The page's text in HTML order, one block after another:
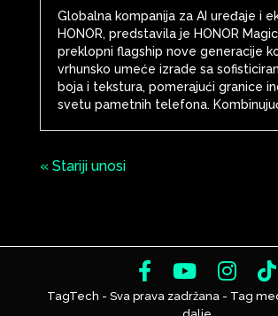
Globalna kompanija za AI uređaje i
HONOR, predstavila je HONOR
preklopni flagship nove generacije
vrhunsko umeće izrade sa
boja i tekstura, pomerajući granice
svetu pametnih telefona.
« Stariji unosi
TagTech - Sva prava zadržana - Tag